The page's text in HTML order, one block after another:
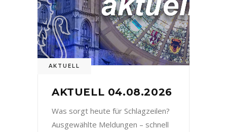
AKTUELL
AKTUELL 04.08.2026
Was sorgt heute für Schlagzeilen?
Ausgewählte Meldungen – schnell